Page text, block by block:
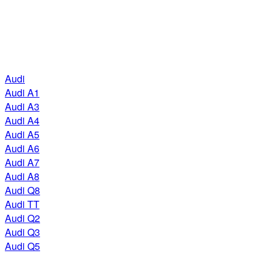
Audi
Audi A1
Audi A3
Audi A4
Audi A5
Audi A6
Audi A7
Audi A8
Audi Q8
Audi TT
Audi Q2
Audi Q3
Audi Q5